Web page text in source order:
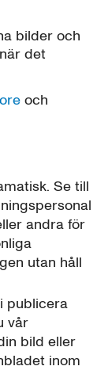
bilder och
det
och
Se till
andra för
utan håll
publicera
vår
bild eller
inom